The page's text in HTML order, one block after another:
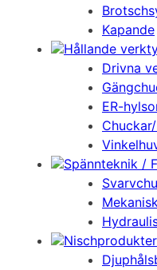
Kapande
Hållande
Drivna
ER-
Spännteknik /
Nischprodukter